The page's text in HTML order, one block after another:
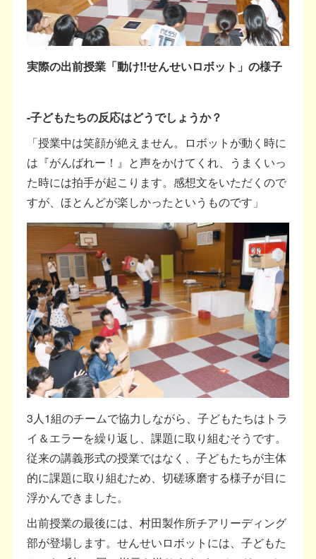
実際の出前授業「動け!!せんせいロボット」の様子
-子どもたちの反応はどうでしょうか？
「授業中は笑顔が絶えません。ロボットが動く時に
は『がんばれー！』と声をかけてくれ、うまくいっ
た時には拍手が起こります。感想文をいただくので
すが、ほとんどが楽しかったというものです」
3人1組のチームで協力しながら、子どもたちはトラ
イ＆エラーを繰り返し、課題に取り組むそうです。
従来の講義形式の授業ではなく、子どもたちが主体
的に課題に取り組むため、切磋琢磨する様子が目に
浮かんできました。
出前授業の最後には、村田製作所チアリーディング
部が登場します。せんせいロボットには、子どもた